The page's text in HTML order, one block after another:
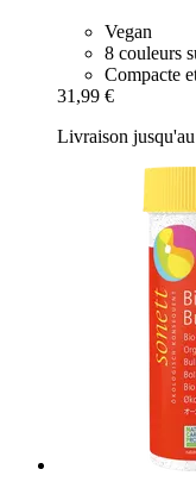
Vegan
8 couleurs
Compacte
31,99 €
Livraison